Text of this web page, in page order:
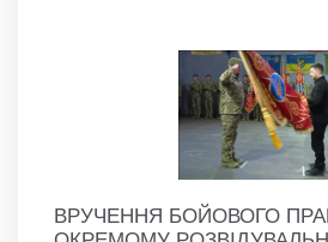
ВРУЧЕННЯ БОЙОВОГО